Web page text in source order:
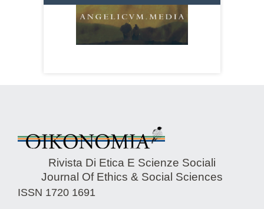
Rivista Di Etica E Scienze Sociali
Journal Of Ethics & Social Sciences
ISSN 1720 1691